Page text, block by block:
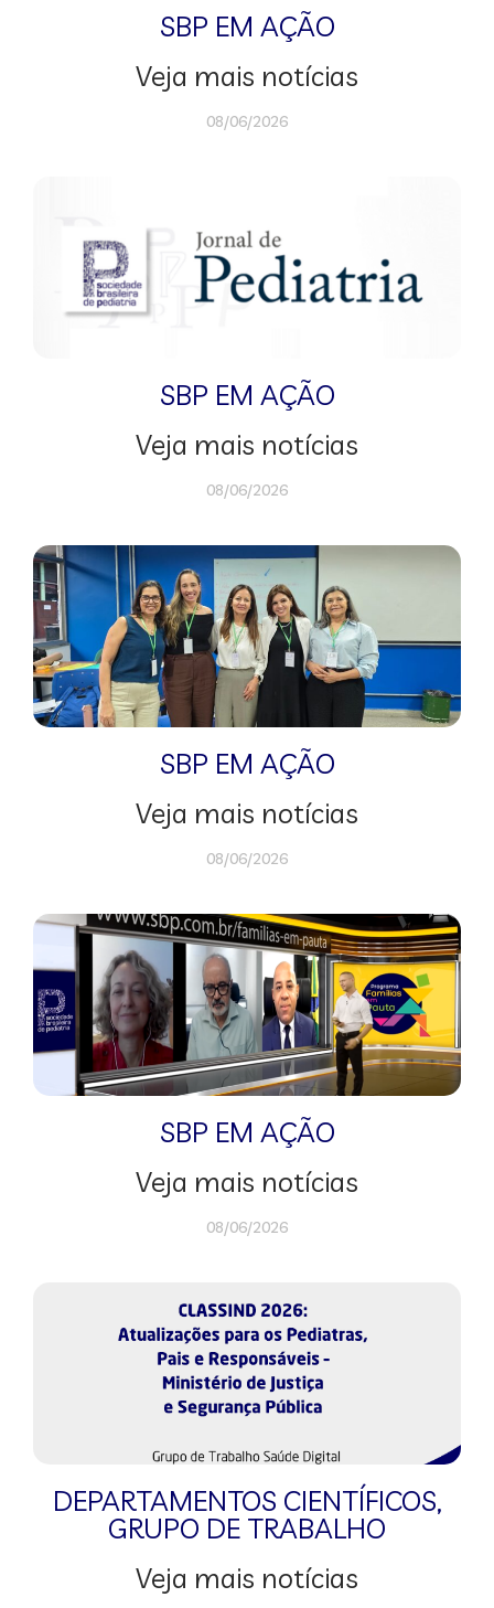
SBP EM AÇÃO
Veja mais notícias
08/06/2026
SBP EM AÇÃO
Veja mais notícias
08/06/2026
SBP EM AÇÃO
Veja mais notícias
08/06/2026
SBP EM AÇÃO
Veja mais notícias
08/06/2026
DEPARTAMENTOS CIENTÍFICOS,
GRUPO DE TRABALHO
Veja mais notícias